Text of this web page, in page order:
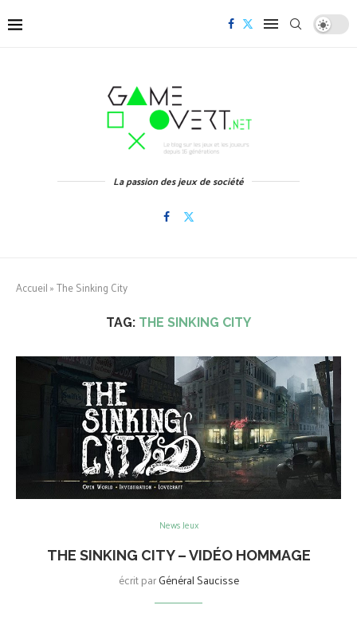
La passion des jeux de société
Accueil»The Sinking City
TAG: THE SINKING CITY
News Jeux
THE SINKING CITY – VIDÉO HOMMAGE
écrit parGénéral Saucisse